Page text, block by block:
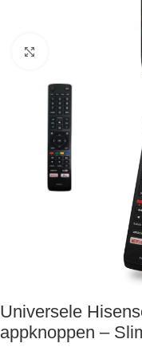
Universele
appknoppen –